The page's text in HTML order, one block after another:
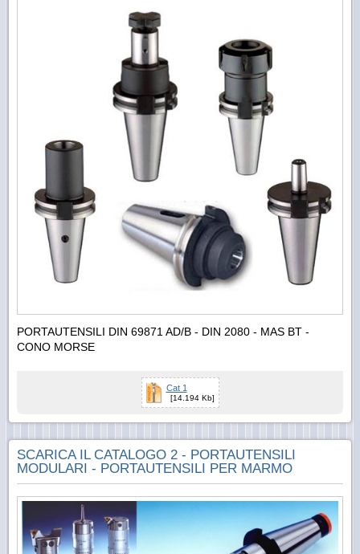
PORTAUTENSILI DIN 69871 AD/B - DIN 2080 - MAS BT -
CONO MORSE
Cat 1
[14.194 Kb]
SCARICA IL CATALOGO 2 - PORTAUTENSILI
MODULARI - PORTAUTENSILI PER MARMO